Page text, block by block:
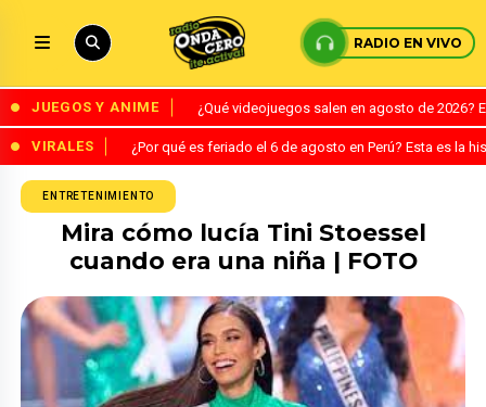
RADIO EN VIVO
JUEGOS Y ANIME ¿Qué videojuegos salen en agosto de
VIRALES ¿Por qué es feriado el 6 de agosto en Perú? Esta es la
ENTRETENIMIENTO
Mira cómo lucía Tini Stoessel
cuando era una niña | FOTO